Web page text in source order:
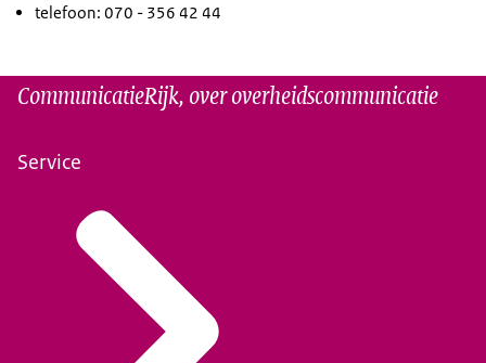
telefoon: 070 - 356 42 44
CommunicatieRijk, over overheidscommunicatie
Service